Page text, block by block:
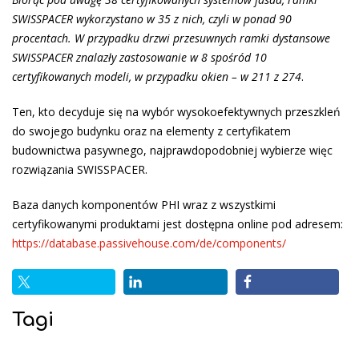
SWISSPACER wykorzystano w 35 z nich, czyli w ponad 90
procentach. W przypadku drzwi przesuwnych ramki dystansowe
SWISSPACER znalazły zastosowanie w 8 spośród 10
certyfikowanych modeli, w przypadku okien – w 211 z 274.
Ten, kto decyduje się na wybór wysokoefektywnych przeszkleń
do swojego budynku oraz na elementy z certyfikatem
budownictwa pasywnego, najprawdopodobniej wybierze więc
rozwiązania SWISSPACER.
Baza danych komponentów PHI wraz z wszystkimi
certyfikowanymi produktami jest dostępna online pod adresem:
https://database.passivehouse.com/de/components/
Tagi